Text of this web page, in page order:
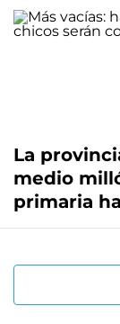
La
medio
primaria